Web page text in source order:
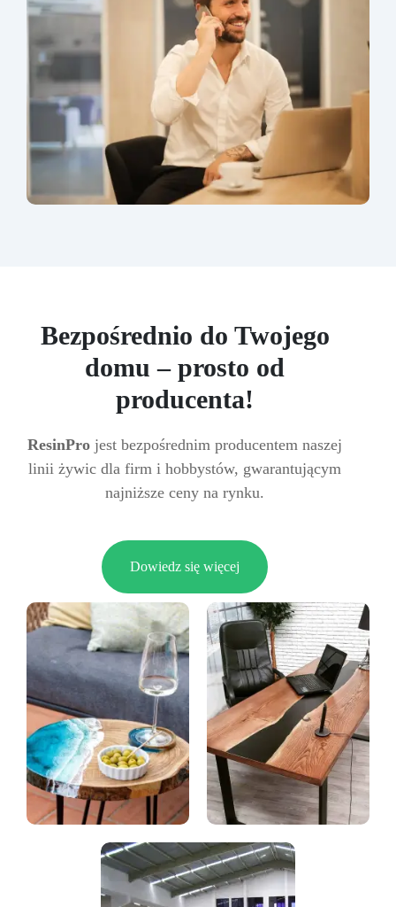
Bezpośrednio do Twojego
domu – prosto od
producenta!
ResinPro jest bezpośrednim producentem naszej
linii żywic dla firm i hobbystów, gwarantującym
najniższe ceny na rynku.
Dowiedz się więcej